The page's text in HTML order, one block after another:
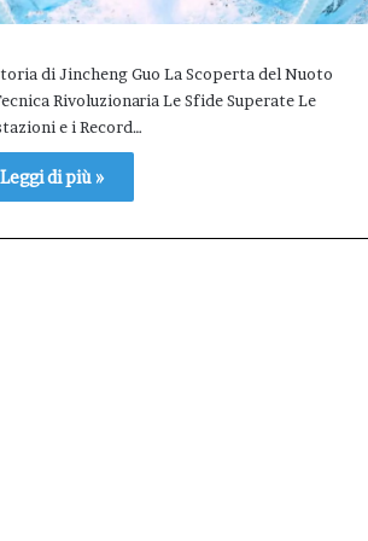
di Jincheng Guo La Scoperta del Nuoto
Rivoluzionaria Le Sfide Superate Le
e i Record…
Leggi di più »
il
dell’Afm
come